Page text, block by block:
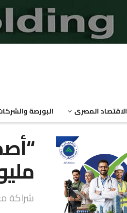
الاقتصاد المصرى البورصة
شراكة